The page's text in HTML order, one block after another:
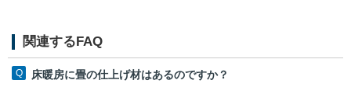
関連するFAQ
床暖房に畳の仕上げ材はあるのですか？